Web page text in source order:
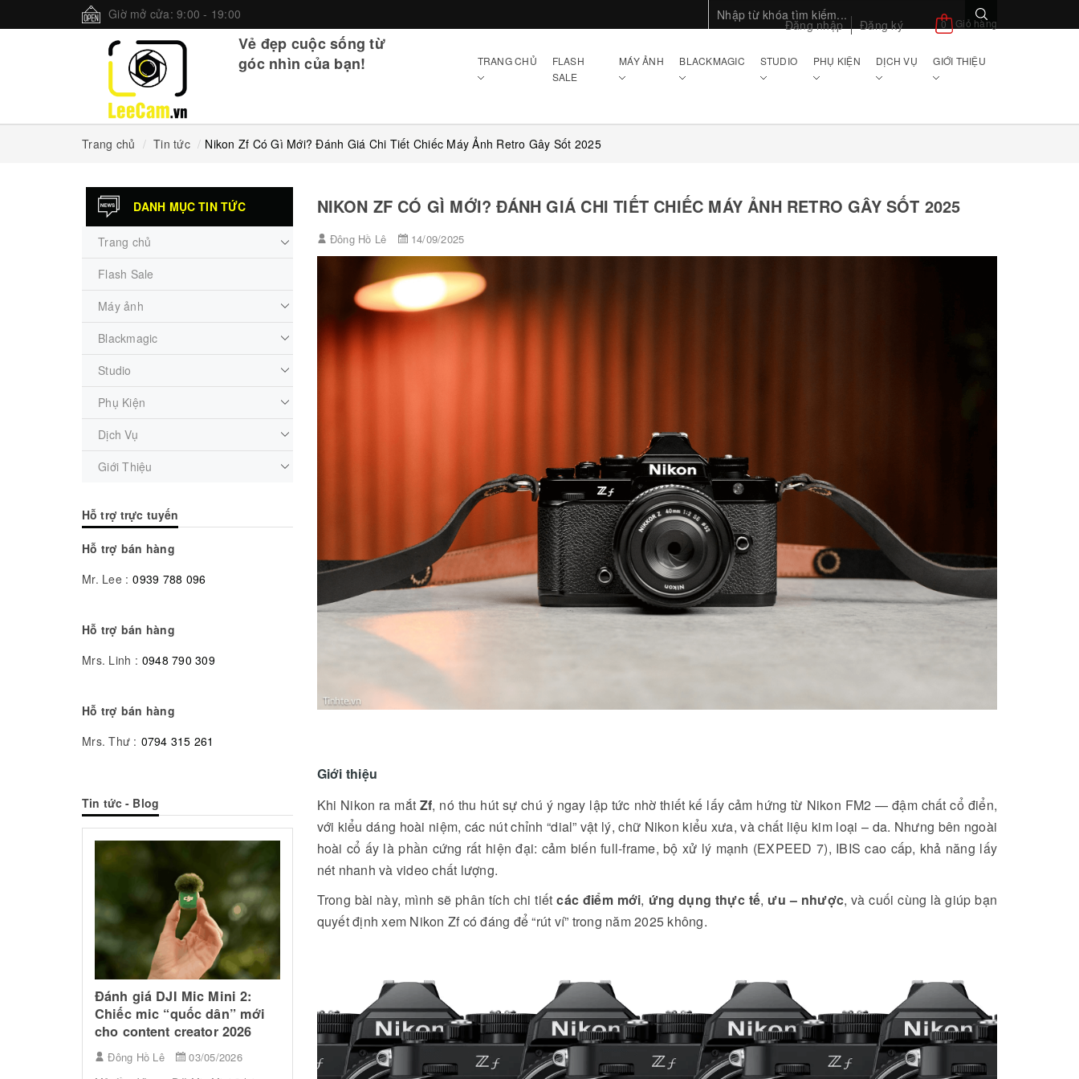
Giờ mở cửa: 9:00 - 19:00
Vẻ đẹp cuộc sống từ
góc nhìn của bạn!
Đăng nhập Đăng ký 0 Giỏ hàng
TRANG CHỦ
FLASH
SALE
MÁY ẢNH BLACKMAGIC STUDIO PHỤ KIỆN DỊCH VỤ GIỚI THIỆU
Trang chủ Tin tức Nikon Zf Có Gì Mới? Đánh Giá Chi Tiết Chiếc Máy Ảnh Retro Gây Sốt 2025
NIKON ZF CÓ GÌ MỚI? ĐÁNH GIÁ CHI TIẾT CHIẾC MÁY ẢNH RETRO GÂY SỐT 2025
Đông Hồ Lê 14/09/2025
Giới thiệu
Khi Nikon ra mắt Zf, nó thu hút sự chú ý ngay lập tức nhờ thiết kế lấy cảm hứng từ Nikon FM2 — đậm chất cổ điển,
với kiểu dáng hoài niệm, các nút chỉnh “dial” vật lý, chữ Nikon kiểu xưa, và chất liệu kim loại – da. Nhưng bên ngoài
hoài cổ ấy là phần cứng rất hiện đại: cảm biến full-frame, bộ xử lý mạnh (EXPEED 7), IBIS cao cấp, khả năng lấy
nét nhanh và video chất lượng.
Trong bài này, mình sẽ phân tích chi tiếtcác điểm mới, ứng dụng thực tế, ưu – nhược, và cuối cùng là giúp bạn
quyết định xem Nikon Zf có đáng để “rút ví” trong năm 2025 không.
DANH MỤC TIN TỨC
Trang chủ
Flash Sale
Máy ảnh
Blackmagic
Studio
Phụ Kiện
Dịch Vụ
Giới Thiệu
Hỗ trợ trực tuyến
Hỗ trợ bán hàng
Mr. Lee : 0939 788 096
Hỗ trợ bán hàng
Mrs. Linh : 0948 790 309
Hỗ trợ bán hàng
Mrs. Thư : 0794 315 261
Tin tức - Blog
Flycam DJI Lito X1 có đáng
mua năm 2026? Đánh giá
chi tiết từ A–Z
Đông Hồ Lê
03/05/2026
Flycam DJI Lito X1 có gì nổi bật?
Dây Tốt Nhất 2026: Từ "Vlog
Cá Nhân" Đến "Phim Điện
Ảnh"
Đông Hồ Lê
07/04/2026
Âm thanh chiếm 50% sự thành công
Thức Lộ Diện: Màn Hình Rời
"Cách Mạng" Và Công Nghệ
Tracking 8.0
Đông Hồ Lê
Đánh giá DJI Mic Mini 2:
Chiếc mic “quốc dân” mới
cho content creator 2026
Đông Hồ Lê
03/05/2026